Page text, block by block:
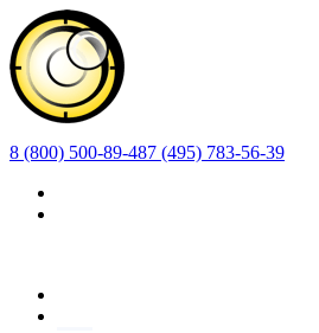
8 (800) 500-89-487 (495) 783-56-39